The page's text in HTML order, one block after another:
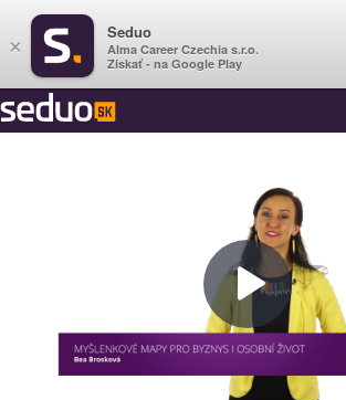
Prehrať
video
×
Seduo
Alma Career Czechia s.r.o.
Získať - na Google Play